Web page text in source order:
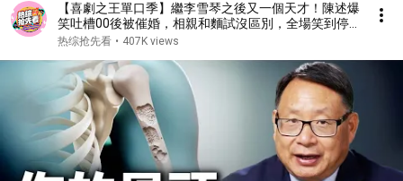
【喜劇之王單口季】繼李雪琴之後又一個天才！陳述爆
笑吐槽00後被催婚，相親和麵試沒區別，全場笑到停
不下來！#喜剧 #搞笑 #standupcomedy #脱口秀
热综抢先看 • 407K views